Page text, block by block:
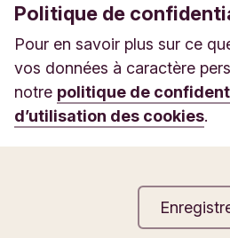
Politique de
Pour en savoir plus sur ce
vos données à caractère
notre politique de
d’utilisation des cookies.